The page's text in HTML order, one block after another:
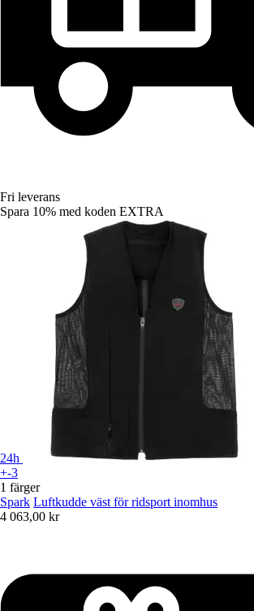
Fri leverans
Spara 10% med koden EXTRA
24h
+-3
1 färger
Spark Luftkudde väst för ridsport inomhus
4 063,00 kr